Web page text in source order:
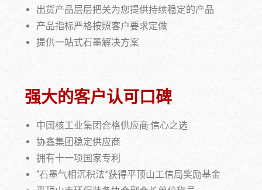
出货产品层层把关为您提供持续稳定的产品
产品指标严格按照客户要求定做
提供一站式石墨解决方案
强大的客户认可口碑
中国核工业集团合格供应商·信心之选
协鑫集团稳定供应商
拥有十一项国家专利
“石墨气相沉积法”获得平顶山工信局奖励基金